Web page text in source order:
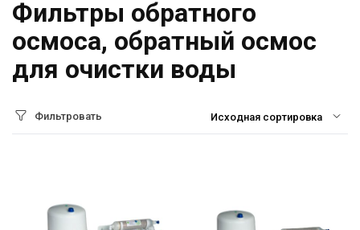
Фильтры обратного
осмоса, обратный осмос
для очистки воды
Фильтровать